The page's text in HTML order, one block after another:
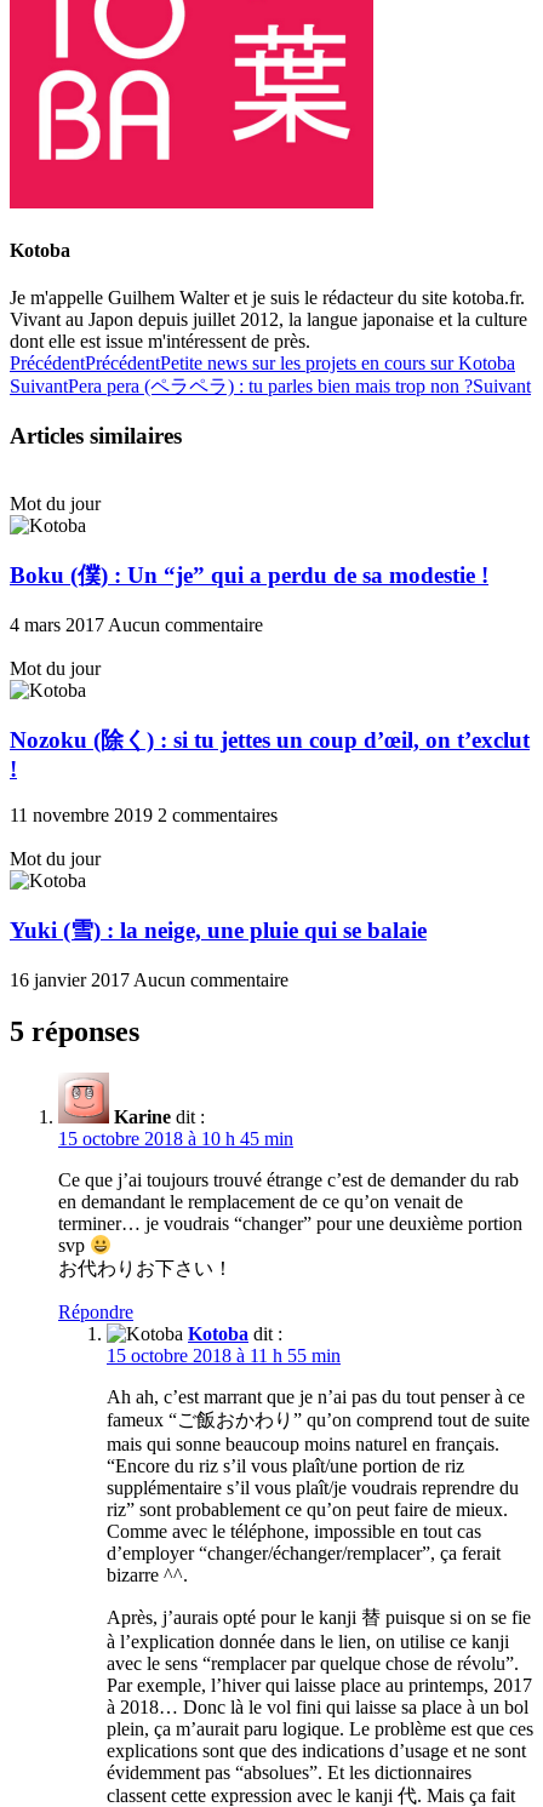
Kotoba
Je m'appelle Guilhem Walter et je suis le rédacteur du site kotoba.fr.
Vivant au Japon depuis juillet 2012, la langue japonaise et la culture
dont elle est issue m'intéressent de près.
PrécédentPrécédentPetite news sur les projets en cours sur Kotoba
SuivantPera pera (ペラペラ) : tu parles bien mais trop non ?Suivant
Articles similaires
Mot du jour
Boku (僕) : Un “je” qui a perdu de sa modestie !
4 mars 2017 Aucun commentaire
Mot du jour
Nozoku (除く) : si tu jettes un coup d’œil, on t’exclut
!
11 novembre 2019 2 commentaires
Mot du jour
Yuki (雪) : la neige, une pluie qui se balaie
16 janvier 2017 Aucun commentaire
5 réponses
Karine dit :
15 octobre 2018 à 10 h 45 min
Ce que j’ai toujours trouvé étrange c’est de demander du rab
en demandant le remplacement de ce qu’on venait de
terminer… je voudrais “changer” pour une deuxième portion
svp
お代わりお下さい！
Répondre
Kotoba dit :
15 octobre 2018 à 11 h 55 min
Ah ah, c’est marrant que je n’ai pas du tout penser à ce
fameux “ご飯おかわり” qu’on comprend tout de suite
mais qui sonne beaucoup moins naturel en français.
“Encore du riz s’il vous plaît/une portion de riz
supplémentaire s’il vous plaît/je voudrais reprendre du
riz” sont probablement ce qu’on peut faire de mieux.
Comme avec le téléphone, impossible en tout cas
d’employer “changer/échanger/remplacer”, ça ferait
bizarre ^^.
Après, j’aurais opté pour le kanji 替 puisque si on se fie
à l’explication donnée dans le lien, on utilise ce kanji
avec le sens “remplacer par quelque chose de révolu”.
Par exemple, l’hiver qui laisse place au printemps, 2017
à 2018… Donc là le vol fini qui laisse sa place à un bol
plein, ça m’aurait paru logique. Le problème est que ces
explications sont que des indications d’usage et ne sont
évidemment pas “absolues”. Et les dictionnaires
classent cette expression avec le kanji 代. Mais ça fait